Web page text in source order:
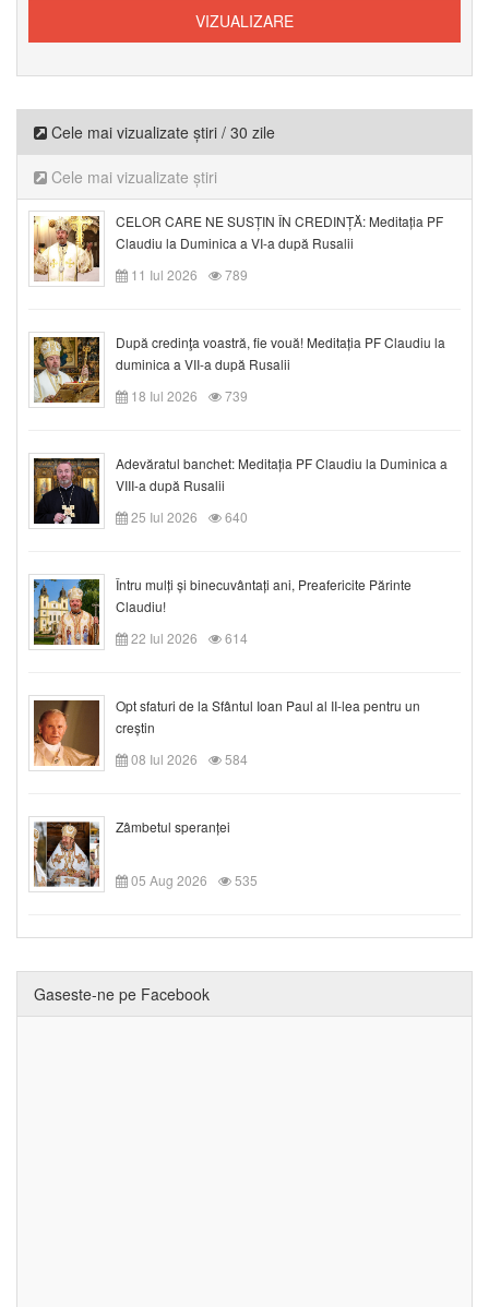
Cele mai vizualizate știri / 30 zile
Cele mai vizualizate știri
CELOR CARE NE SUSȚIN ÎN CREDINȚĂ: Meditația PF
Claudiu la Duminica a VI-a după Rusalii
11 Iul 2026
789
După credinţa voastră, fie vouă! Meditația PF Claudiu la
duminica a VII-a după Rusalii
18 Iul 2026
739
Adevăratul banchet: Meditația PF Claudiu la Duminica a
VIII-a după Rusalii
25 Iul 2026
640
Întru mulți și binecuvântați ani, Preafericite Părinte
Claudiu!
22 Iul 2026
614
Opt sfaturi de la Sfântul Ioan Paul al II-lea pentru un
creștin
08 Iul 2026
584
Zâmbetul speranței
05 Aug 2026 535
Gaseste-ne pe Facebook